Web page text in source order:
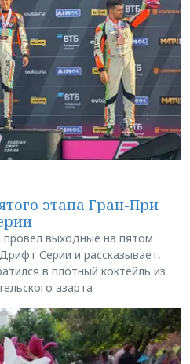
этапа Гран-При
выходные на пятом
Серии и рассказывает,
в плотный коктейль из
азарта